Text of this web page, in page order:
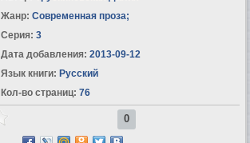
Жанр: Современная проза;
Серия: 3
Дата добавления: 2013-09-12
Язык книги: Русский
Кол-во страниц: 76
0